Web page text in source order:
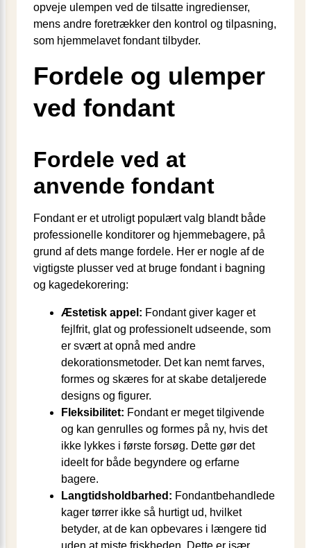
opveje ulempen ved de tilsatte ingredienser,
mens andre foretrækker den kontrol og tilpasning,
som hjemmelavet fondant tilbyder.
Fordele og ulemper
ved fondant
Fordele ved at
anvende fondant
Fondant er et utroligt populært valg blandt både
professionelle konditorer og hjemmebagere, på
grund af dets mange fordele. Her er nogle af de
vigtigste plusser ved at bruge fondant i bagning
og kagedekorering:
Æstetisk appel: Fondant giver kager et
fejlfrit, glat og professionelt udseende, som
er svært at opnå med andre
dekorationsmetoder. Det kan nemt farves,
formes og skæres for at skabe detaljerede
designs og figurer.
Fleksibilitet: Fondant er meget tilgivende
og kan genrulles og formes på ny, hvis det
ikke lykkes i første forsøg. Dette gør det
ideelt for både begyndere og erfarne
bagere.
Langtidsholdbarhed: Fondantbehandlede
kager tørrer ikke så hurtigt ud, hvilket
betyder, at de kan opbevares i længere tid